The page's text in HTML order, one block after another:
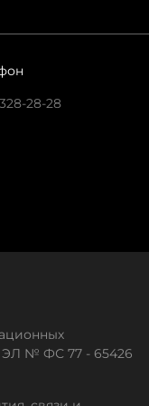
28-28
ЭЛ № ФС 77 - 65426